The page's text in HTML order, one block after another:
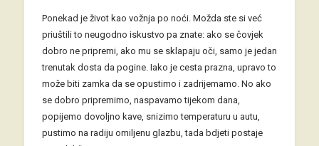
Ponekad je život kao vožnja po noći. Možda ste si već
priuštili to neugodno iskustvo pa znate: ako se čovjek
dobro ne pripremi, ako mu se sklapaju oči, samo je jedan
trenutak dosta da pogine. Iako je cesta prazna, upravo to
može biti zamka da se opustimo i zadrijemamo. No ako
se dobro pripremimo, naspavamo tijekom dana,
popijemo dovoljno kave, snizimo temperaturu u autu,
pustimo na radiju omiljenu glazbu, tada bdjeti postaje